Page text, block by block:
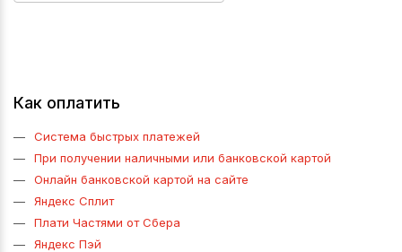
Как оплатить
Система быстрых платежей
При получении наличными или банковской картой
Онлайн банковской картой на сайте
Яндекс Сплит
Плати Частями от Сбера
Яндекс Пэй